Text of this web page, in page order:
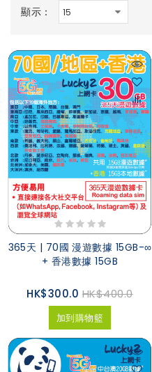
顯示：
365天 | 70國 漫遊數據 15GB-∞
+ 香港數據 15GB
HK$300.0 HK$400.0
加到購物籃